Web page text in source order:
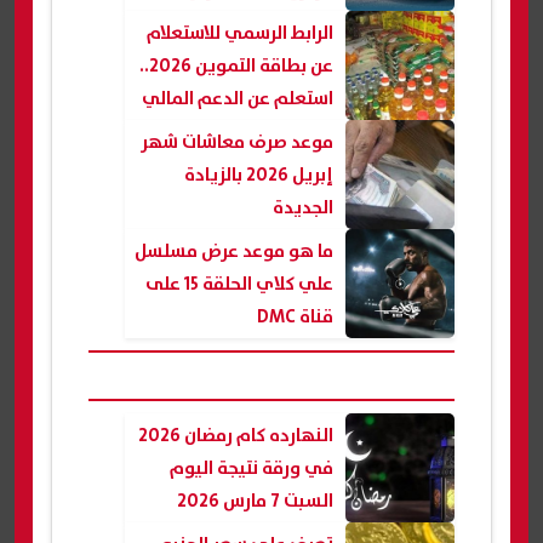
الرابط الرسمي للاستعلام
عن بطاقة التموين 2026..
استعلم عن الدعم المالي
موعد صرف معاشات شهر
إبريل 2026 بالزيادة
الجديدة
ما هو موعد عرض مسلسل
علي كلاي الحلقة 15 على
قناة DMC
النهارده كام رمضان 2026
في ورقة نتيجة اليوم
السبت 7 مارس 2026